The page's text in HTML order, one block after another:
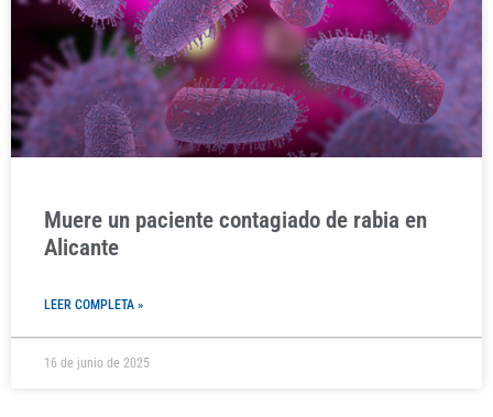
Muere un paciente contagiado de rabia en
Alicante
LEER COMPLETA »
16 de junio de 2025